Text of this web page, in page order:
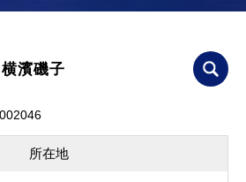
濱磯子
所在地